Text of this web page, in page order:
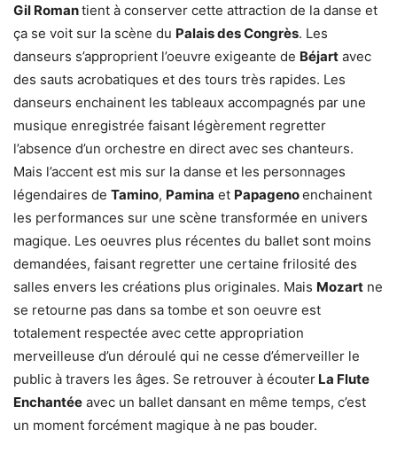
Gil Romantient à conserver cette attraction de la danse et
ça se voit sur la scène du Palais des Congrès. Les
danseurs s’approprient l’oeuvre exigeante de Béjart avec
des sauts acrobatiques et des tours très rapides. Les
danseurs enchainent les tableaux accompagnés par une
musique enregistrée faisant légèrement regretter
l’absence d’un orchestre en direct avec ses chanteurs.
Mais l’accent est mis sur la danse et les personnages
légendaires de Tamino, Pamina et Papagenoenchainent
les performances sur une scène transformée en univers
magique. Les oeuvres plus récentes du ballet sont moins
demandées, faisant regretter une certaine frilosité des
salles envers les créations plus originales. Mais Mozart ne
se retourne pas dans sa tombe et son oeuvre est
totalement respectée avec cette appropriation
merveilleuse d’un déroulé qui ne cesse d’émerveiller le
public à travers les âges. Se retrouver à écouter La Flute
Enchantée avec un ballet dansant en même temps, c’est
un moment forcément magique à ne pas bouder.